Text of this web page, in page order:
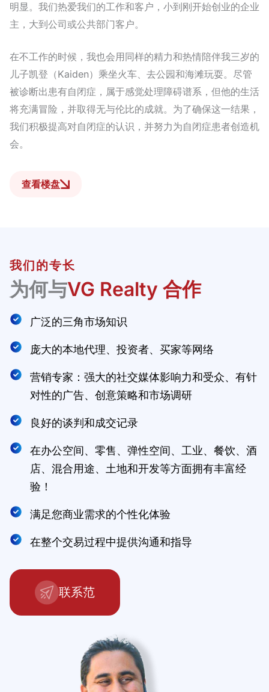
明显。我们热爱我们的工作和客户，小到刚开始创业的企业
主，大到公司或公共部门客户。
在不工作的时候，我也会用同样的精力和热情陪伴我三岁的
儿子凯登（Kaiden）乘坐火车、去公园和海滩玩耍。尽管
被诊断出患有自闭症，属于感觉处理障碍谱系，但他的生活
将充满冒险，并取得无与伦比的成就。为了确保这一结果，
我们积极提高对自闭症的认识，并努力为自闭症患者创造机
会。
查看楼盘
我们的专长
为何与VG Realty 合作
广泛的三角市场知识
庞大的本地代理、投资者、买家等网络
营销专家：强大的社交媒体影响力和受众、有针
对性的广告、创意策略和市场调研
良好的谈判和成交记录
在办公空间、零售、弹性空间、工业、餐饮、酒
店、混合用途、土地和开发等方面拥有丰富经
验！
满足您商业需求的个性化体验
在整个交易过程中提供沟通和指导
联系范